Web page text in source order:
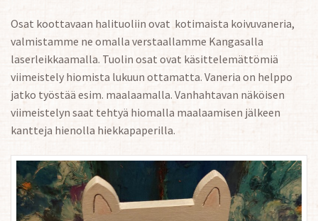
Osat koottavaan halituoliin ovat kotimaista koivuvaneria,
valmistamme ne omalla verstaallamme Kangasalla
laserleikkaamalla. Tuolin osat ovat käsittelemättömiä
viimeistely hiomista lukuun ottamatta. Vaneria on helppo
jatko työstää esim. maalaamalla. Vanhahtavan näköisen
viimeistelyn saat tehtyä hiomalla maalaamisen jälkeen
kantteja hienolla hiekkapaperilla.